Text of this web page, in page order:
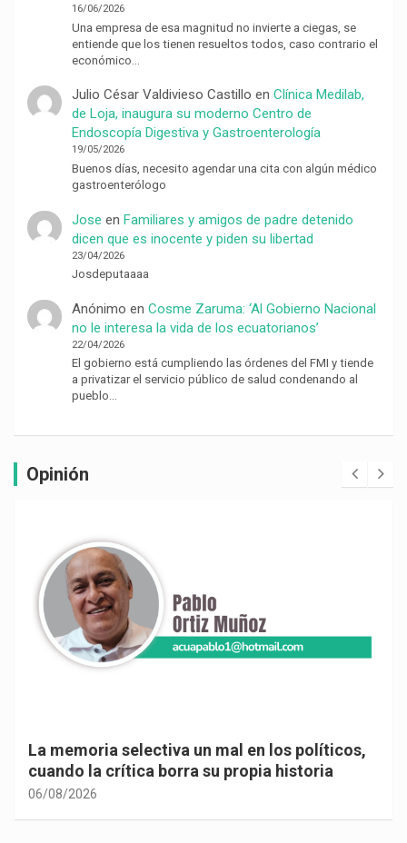
16/06/2026
Una empresa de esa magnitud no invierte a ciegas, se
entiende que los tienen resueltos todos, caso contrario el
económico…
Julio César Valdivieso Castillo en Clínica Medilab,
de Loja, inaugura su moderno Centro de
Endoscopía Digestiva y Gastroenterología
19/05/2026
Buenos días, necesito agendar una cita con algún médico
gastroenterólogo
Jose en Familiares y amigos de padre detenido
dicen que es inocente y piden su libertad
23/04/2026
Josdeputaaaa
Anónimo en Cosme Zaruma: ‘Al Gobierno Nacional
no le interesa la vida de los ecuatorianos’
22/04/2026
El gobierno está cumpliendo las órdenes del FMI y tiende
a privatizar el servicio público de salud condenando al
pueblo…
Opinión
La memoria selectiva un mal en los políticos,
cuando la crítica borra su propia historia
06/08/2026